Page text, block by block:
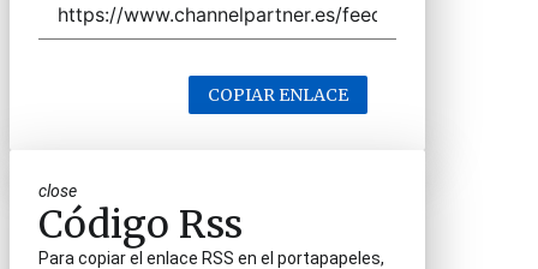
COPIAR ENLACE
close
Código Rss
Para copiar el enlace RSS en el portapapeles,